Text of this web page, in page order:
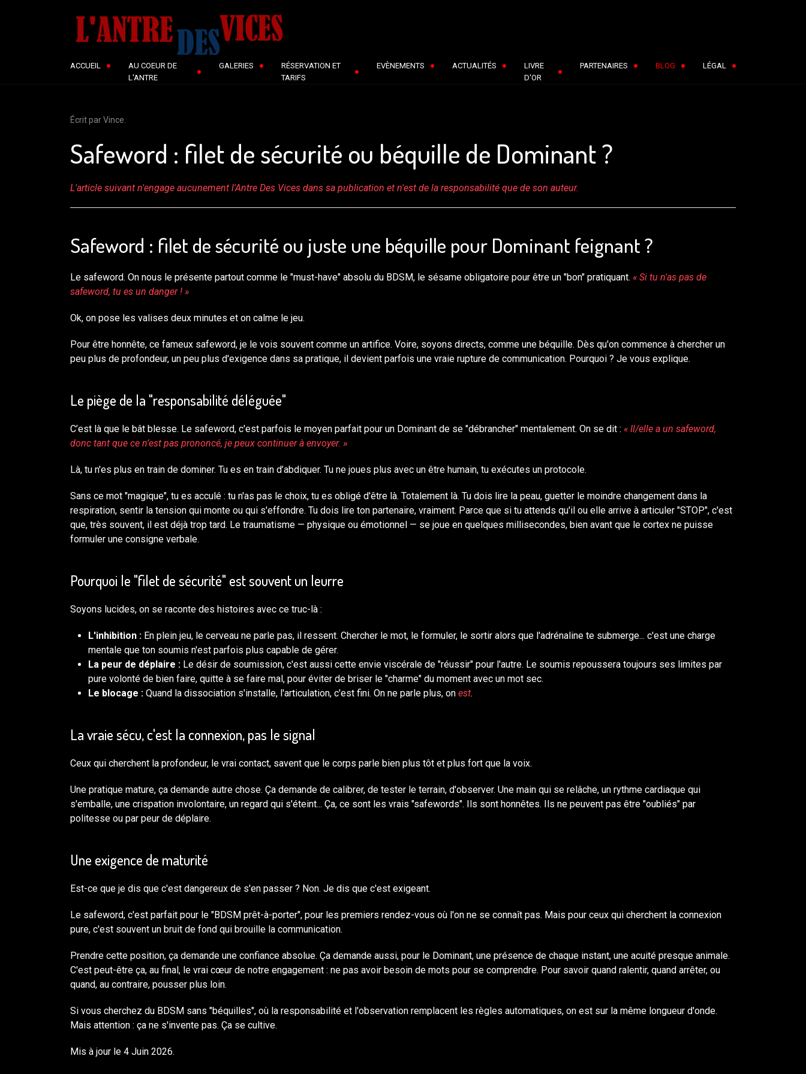
ACCUEIL
AU COEUR DE
L'ANTRE
GALERIES
RÉSERVATION ET
TARIFS
EVÈNEMENTS ACTUALITÉS
LIVRE
D'OR
PARTENAIRES BLOG LÉGAL
Écrit par Vince.
Safeword : filet de sécurité ou béquille de Dominant ?
L'article suivant n'engage aucunement l'Antre Des Vices dans sa publication et n'est de la responsabilité que de son auteur.
Safeword : filet de sécurité ou juste une béquille pour Dominant feignant ?
Le safeword. On nous le présente partout comme le "must-have" absolu du BDSM, le sésame obligatoire pour être un "bon" pratiquant. « Si tu n'as pas de
safeword, tu es un danger ! »
Ok, on pose les valises deux minutes et on calme le jeu.
Pour être honnête, ce fameux safeword, je le vois souvent comme un artifice. Voire, soyons directs, comme une béquille. Dès qu'on commence à chercher un
peu plus de profondeur, un peu plus d'exigence dans sa pratique, il devient parfois une vraie rupture de communication. Pourquoi ? Je vous explique.
Le piège de la "responsabilité déléguée"
C’est là que le bât blesse. Le safeword, c'est parfois le moyen parfait pour un Dominant de se "débrancher" mentalement. On se dit : « Il/elle a un safeword,
donc tant que ce n’est pas prononcé, je peux continuer à envoyer. »
Là, tu n'es plus en train de dominer. Tu es en train d’abdiquer. Tu ne joues plus avec un être humain, tu exécutes un protocole.
Sans ce mot "magique", tu es acculé : tu n'as pas le choix, tu es obligé d'être là. Totalement là. Tu dois lire la peau, guetter le moindre changement dans la
respiration, sentir la tension qui monte ou qui s'effondre. Tu dois lire ton partenaire, vraiment. Parce que si tu attends qu'il ou elle arrive à articuler "STOP", c'est
que, très souvent, il est déjà trop tard. Le traumatisme — physique ou émotionnel — se joue en quelques millisecondes, bien avant que le cortex ne puisse
formuler une consigne verbale.
Pourquoi le "filet de sécurité" est souvent un leurre
Soyons lucides, on se raconte des histoires avec ce truc-là :
L'inhibition : En plein jeu, le cerveau ne parle pas, il ressent. Chercher le mot, le formuler, le sortir alors que l'adrénaline te submerge... c'est une charge
mentale que ton soumis n'est parfois plus capable de gérer.
La peur de déplaire : Le désir de soumission, c'est aussi cette envie viscérale de "réussir" pour l'autre. Le soumis repoussera toujours ses limites par
pure volonté de bien faire, quitte à se faire mal, pour éviter de briser le "charme" du moment avec un mot sec.
Le blocage : Quand la dissociation s'installe, l'articulation, c'est fini. On ne parle plus, on est.
La vraie sécu, c'est la connexion, pas le signal
Ceux qui cherchent la profondeur, le vrai contact, savent que le corps parle bien plus tôt et plus fort que la voix.
Une pratique mature, ça demande autre chose. Ça demande de calibrer, de tester le terrain, d'observer. Une main qui se relâche, un rythme cardiaque qui
s'emballe, une crispation involontaire, un regard qui s'éteint... Ça, ce sont les vrais "safewords". Ils sont honnêtes. Ils ne peuvent pas être "oubliés" par
politesse ou par peur de déplaire.
Une exigence de maturité
Est-ce que je dis que c'est dangereux de s'en passer ? Non. Je dis que c'est exigeant.
Le safeword, c'est parfait pour le "BDSM prêt-à-porter", pour les premiers rendez-vous où l'on ne se connaît pas. Mais pour ceux qui cherchent la connexion
pure, c'est souvent un bruit de fond qui brouille la communication.
Prendre cette position, ça demande une confiance absolue. Ça demande aussi, pour le Dominant, une présence de chaque instant, une acuité presque animale.
C'est peut-être ça, au final, le vrai cœur de notre engagement : ne pas avoir besoin de mots pour se comprendre. Pour savoir quand ralentir, quand arrêter, ou
quand, au contraire, pousser plus loin.
Si vous cherchez du BDSM sans "béquilles", où la responsabilité et l'observation remplacent les règles automatiques, on est sur la même longueur d'onde.
Mais attention : ça ne s'invente pas. Ça se cultive.
Mis à jour le 4 Juin 2026.